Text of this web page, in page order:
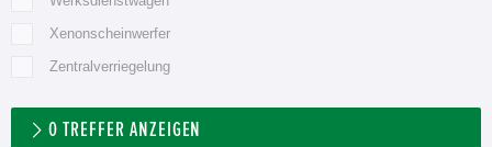
Xenonscheinwerfer
Zentralverriegelung
0 TREFFER ANZEIGEN